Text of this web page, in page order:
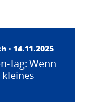
· 14.11.2025
Tag: Wenn